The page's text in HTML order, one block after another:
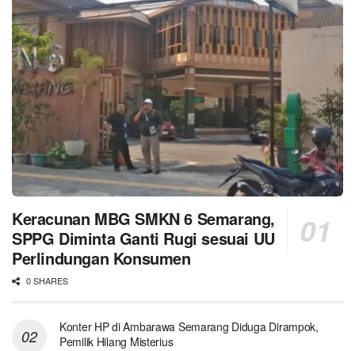
Keracunan MBG SMKN 6 Semarang,
SPPG Diminta Ganti Rugi sesuai UU
Perlindungan Konsumen
0 SHARES
Konter HP di Ambarawa Semarang Diduga Dirampok,
Pemilik Hilang Misterius